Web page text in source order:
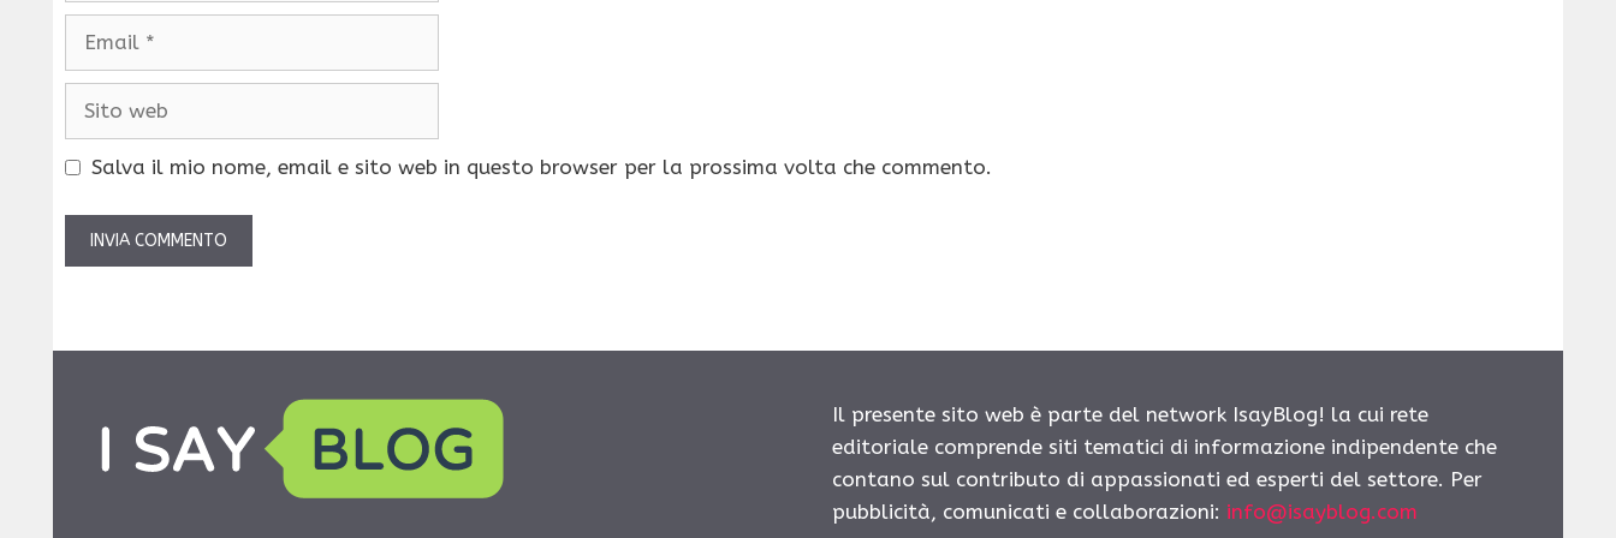
Email
Sito
Salva il mio nome, email e sito web in questo browser per la prossima volta che commento.
Il presente sito web è parte del network IsayBlog! la cui rete
editoriale comprende siti tematici di informazione indipendente che
contano sul contributo di appassionati ed esperti del settore. Per
pubblicità, comunicati e collaborazioni: info@isayblog.com